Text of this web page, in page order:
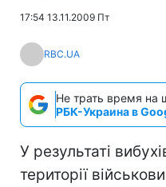
17:54 13.11.2009 Пт
RBC.UA
Не трать время на
РБК-Украина в
У результаті
території